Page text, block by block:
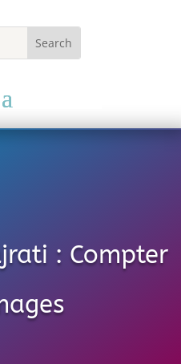
: Compter